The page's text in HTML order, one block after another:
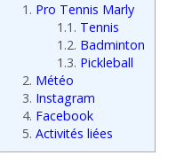
1. Pro Tennis Marly
1.1. Tennis
1.2. Badminton
1.3. Pickleball
2. Météo
3. Instagram
4. Facebook
5. Activités liées